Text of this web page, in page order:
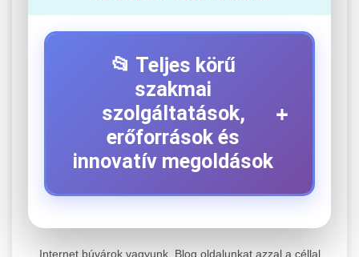
📂 Teljes körű
szakmai
szolgáltatások,
erőforrások és
innovatív megoldások
+
+
Internet búvárok vagyunk. Blog oldalunkat azzal a céllal